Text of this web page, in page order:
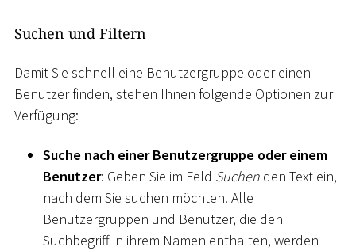
Suchen und Filtern
Damit Sie schnell eine Benutzergruppe oder einen
Benutzer finden, stehen Ihnen folgende Optionen zur
Verfügung:
Suche nach einer Benutzergruppe oder einem
Benutzer: Geben Sie im Feld Suchen den Text ein,
nach dem Sie suchen möchten. Alle
Benutzergruppen und Benutzer, die den
Suchbegriff in ihrem Namen enthalten, werden